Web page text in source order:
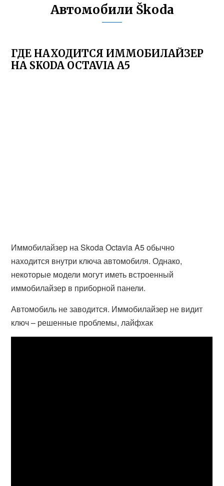
Автомобили Škoda
ГДЕ НАХОДИТСЯ ИММОБИЛАЙЗЕР
НА SKODA OCTAVIA A5
Иммобилайзер на Skoda Octavia A5 обычно
находится внутри ключа автомобиля. Однако,
некоторые модели могут иметь встроенный
иммобилайзер в приборной панели.
Автомобиль не заводится. Иммобилайзер не видит
ключ – решенные проблемы, лайфхак